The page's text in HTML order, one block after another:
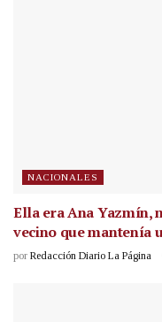
NACIONALES
Ella era Ana Yazmín,
vecino que mantenía
por Redacción Diario La Página